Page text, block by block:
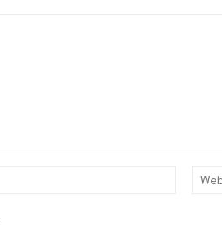
Email:*